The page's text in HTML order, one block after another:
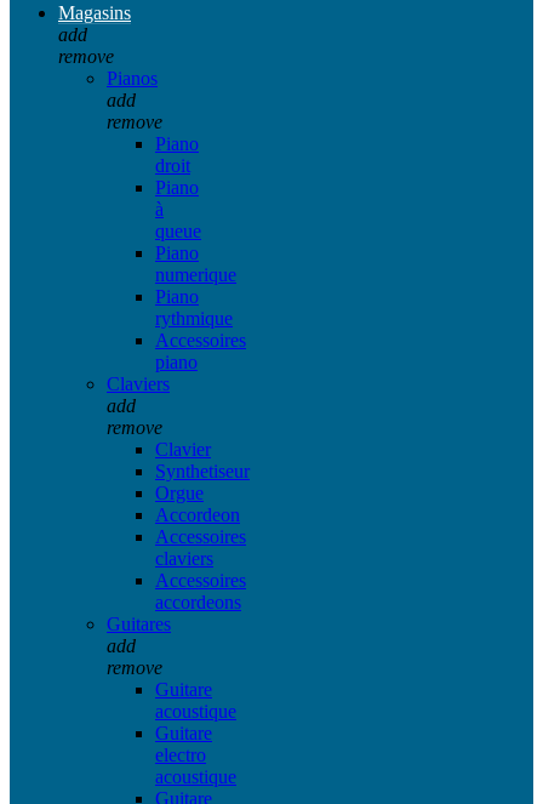
Magasins
add
remove
Pianos
add
remove
Piano
droit
Piano
à
queue
Piano
numerique
Piano
rythmique
Accessoires
piano
Claviers
add
remove
Clavier
Synthetiseur
Orgue
Accordeon
Accessoires
claviers
Accessoires
accordeons
Guitares
add
remove
Guitare
acoustique
Guitare
electro
acoustique
Guitare